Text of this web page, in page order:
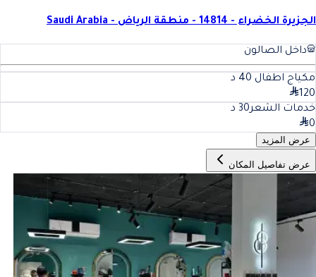
الجزيرة الخضراء - 14814 - منطقة الرياض - Saudi Arabia
داخل الصالون
مكياج اطفال 40 د
120
خدمات الشعر30 د
0
عرض المزيد
عرض تفاصيل المكان